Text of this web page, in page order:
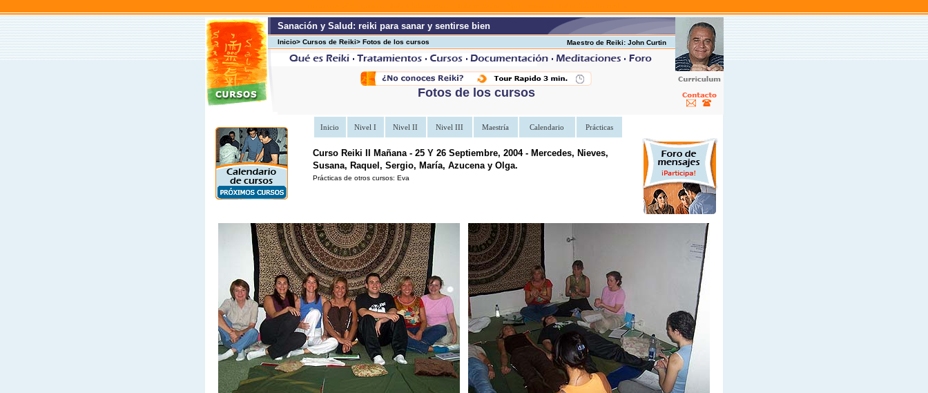
Sanación y Salud: reiki para sanar y sentirse bien
Inicio> Cursos de Reiki> Fotos de los cursos Maestro de Reiki: John Curtin
Fotos de los cursos
Inicio Nivel I Nivel II Nivel III Maestría Calendario Prácticas
Curso Reiki II Mañana - 25 Y 26 Septiembre, 2004 - Mercedes, Nieves,
Susana, Raquel, Sergio, María, Azucena y Olga.
Prácticas de otros cursos: Eva